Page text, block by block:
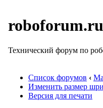
roboforum.ru
Технический форум по
Список форумов ‹
Изменить размер
Версия для печати